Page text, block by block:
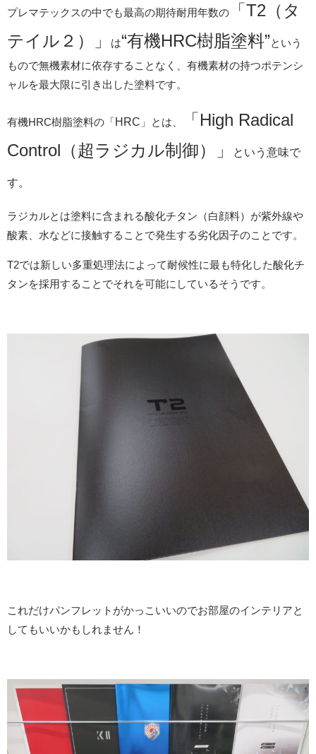
プレマテックスの中でも最高の期待耐用年数の
「T2（タ
テイル２）」
は“有機HRC樹脂塗料”という
もので無機素材に依存することなく、有機素材の持つポテンシ
ャルを最大限に引き出した塗料です。
有機HRC樹脂塗料の「HRC 」とは、
「High Radical
Control （超ラジカル制御）」 という意味で
す。
ラジカルとは塗料に含まれる酸化チタン（白顔料）が紫外線や
酸素、水などに接触することで発生する劣化因子のことです。
T2では新しい多重処理法によって耐候性に最も特化した酸化チ
タンを採用することでそれを可能にしているそうです。
これだけパンフレットがかっこいいのでお部屋のインテリアと
してもいいかもしれません！